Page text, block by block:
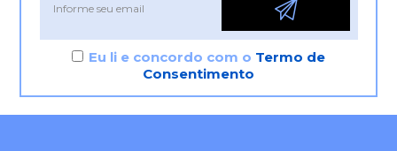
Eu li e concordo com o Termo de
Consentimento